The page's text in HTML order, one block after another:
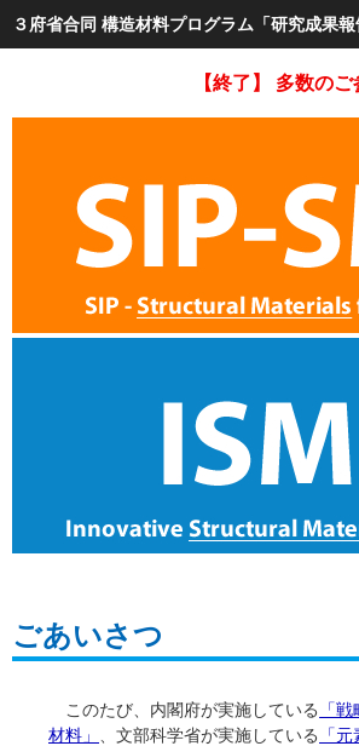
３府省合同 構造材料プログラム「研究成果報
【終了】 多数の
ごあいさつ
このたび、内閣府が実施している
「
材料」
、文部科学省が実施している
「